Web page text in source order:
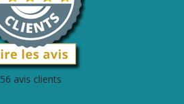
56 avis clients